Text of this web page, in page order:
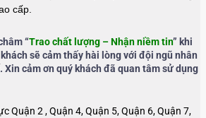
cấp.
“Trao chất lượng – Nhận niềm tin” khi
sẽ cảm thấy hài lòng với đội ngũ nhân
Xin cảm ơn quý khách đã quan tâm sử dụng
Quận 2 , Quận 4, Quận 5, Quận 6, Quận 7,